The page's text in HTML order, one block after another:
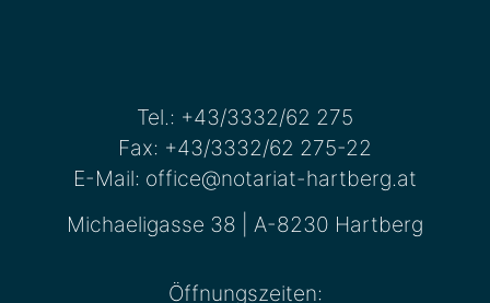
Tel.: +43/3332/62 275
Fax: +43/3332/62 275-22
E-Mail: office@notariat-hartberg.at
Michaeligasse 38 | A-8230 Hartberg
Öffnungszeiten: